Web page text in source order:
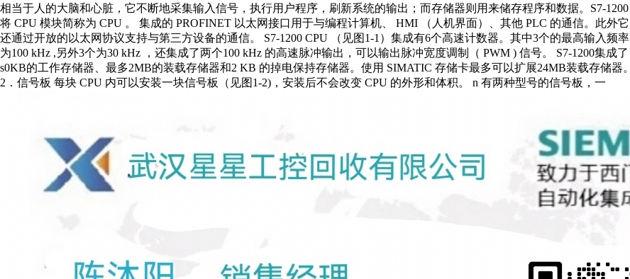
相当于人的大脑和心脏，它不断地采集输入信号，执行用户程序，刷新系统的输出；而存储器则用来储存程序和数据。S7-1200
将 CPU 模块简称为 CPU 。 集成的 PROFINET 以太网接口用于与编程计算机、 HMI （人机界面）、其他 PLC 的通信。此外它
还通过开放的以太网协议支持与第三方设备的通信。 S7-1200 CPU （见图1-1）集成有6个高速计数器。其中3个的最高输入频率
为100 kHz ,另外3个为30 kHz ，还集成了两个100 kHz 的高速脉冲输出，可以输出脉冲宽度调制（ PWM ) 信号。 S7-1200集成了
s0KB的工作存储器、最多2MB的装载存储器和2 KB 的掉电保持存储器。使用 SIMATIC 存储卡最多可以扩展24MB装载存储器。
2．信号板 每块 CPU 内可以安装一块信号板（见图1-2)，安装后不会改变 CPU 的外形和体积。 n 有两种型号的信号板，一